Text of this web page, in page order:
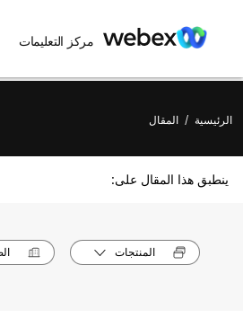
مركز التعليمات
الرئيسية / المقال
ينطبق هذا المقال على:
المنتجات